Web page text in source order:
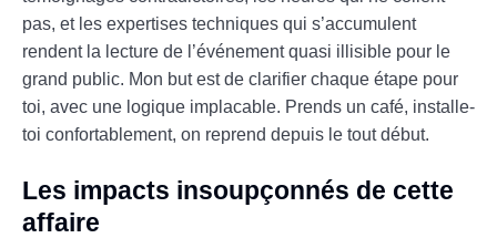
pas, et les expertises techniques qui s’accumulent
rendent la lecture de l’événement quasi illisible pour le
grand public. Mon but est de clarifier chaque étape pour
toi, avec une logique implacable. Prends un café, installe-
toi confortablement, on reprend depuis le tout début.
Les impacts insoupçonnés de cette
affaire